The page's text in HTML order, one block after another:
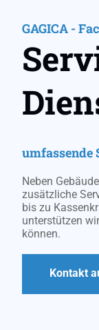
GAGICA -
umfassende
Neben
zusätzliche
bis zu
unterstützen
können.
Kontakt